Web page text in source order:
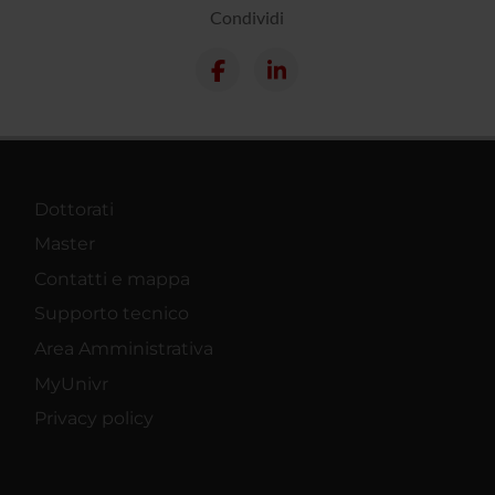
Condividi
Dottorati
Master
Contatti e mappa
Supporto tecnico
Area Amministrativa
MyUnivr
Privacy policy